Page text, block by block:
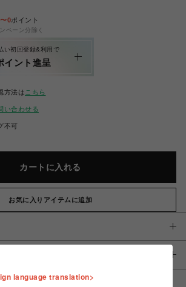
〜0ポイント
ペーン分除く
い初回登録&利用で
イント進呈
方法は こちら
い合わせる
不可
カートに入れる
お気に入りアイテムに追加
language translation>